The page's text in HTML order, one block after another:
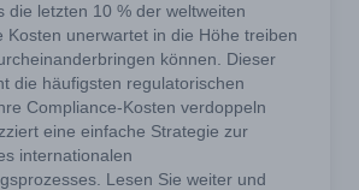
die letzten 10 % der weltweiten
Kosten unerwartet in die Höhe treiben
können. Dieser
die häufigsten regulatorischen
Compliance-Kosten verdoppeln
eine einfache Strategie zur
internationalen
Lesen Sie weiter und